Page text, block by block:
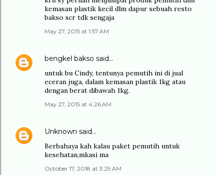
kemasan plastik kecil dlm dapur sebuah resto
bakso scr tdk sengaja
May 27, 2015 at 1:57 AM
bengkel bakso said…
untuk bu Cindy, tentunya pemutih ini di jual
eceran juga, dalam kemasan plastik 1kg atau
dengan berat dibawah 1kg.
May 27, 2015 at 4:26 AM
Unknown said…
Berbahaya kah kalau paket pemutih untuk
kesehatan,mkasi ma
October 17, 2018 at 3:29 AM